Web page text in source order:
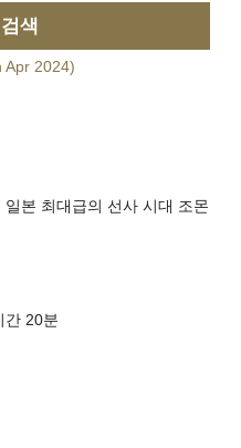
색
Apr 2024)
본 최대급의 선사 시대 조몬
간 20분